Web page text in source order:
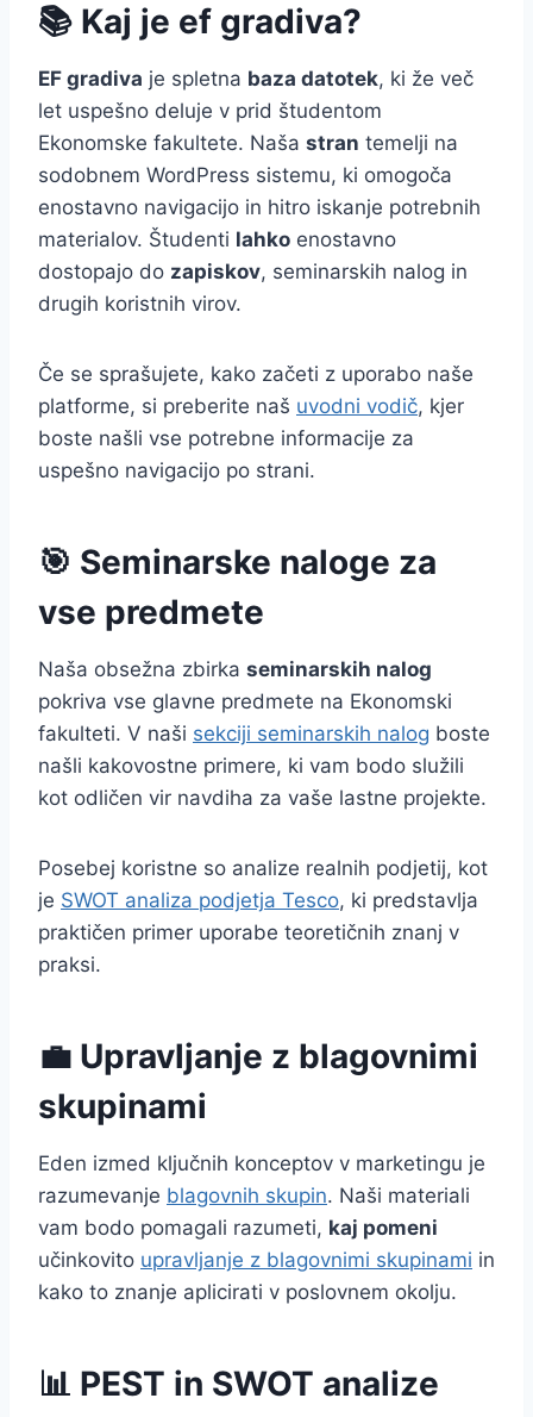
📚 Kaj je ef gradiva?
EF gradiva je spletna baza datotek, ki že več
let uspešno deluje v prid študentom
Ekonomske fakultete. Naša stran temelji na
sodobnem WordPress sistemu, ki omogoča
enostavno navigacijo in hitro iskanje potrebnih
materialov. Študenti lahko enostavno
dostopajo do zapiskov, seminarskih nalog in
drugih koristnih virov.
Če se sprašujete, kako začeti z uporabo naše
platforme, si preberite naš uvodni vodič, kjer
boste našli vse potrebne informacije za
uspešno navigacijo po strani.
🎯 Seminarske naloge za
vse predmete
Naša obsežna zbirka seminarskih nalog
pokriva vse glavne predmete na Ekonomski
fakulteti. V naši sekciji seminarskih nalog boste
našli kakovostne primere, ki vam bodo služili
kot odličen vir navdiha za vaše lastne projekte.
Posebej koristne so analize realnih podjetij, kot
je SWOT analiza podjetja Tesco, ki predstavlja
praktičen primer uporabe teoretičnih znanj v
praksi.
💼 Upravljanje z blagovnimi
skupinami
Eden izmed ključnih konceptov v marketingu je
razumevanje blagovnih skupin. Naši materiali
vam bodo pomagali razumeti, kaj pomeni
učinkovito upravljanje z blagovnimi skupinami in
kako to znanje aplicirati v poslovnem okolju.
📊 PEST in SWOT analize